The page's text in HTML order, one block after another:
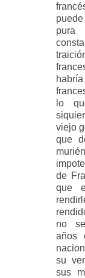
lo
viejo
que
de
que
no
años
su
sus